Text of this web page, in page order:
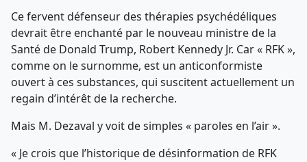
Ce fervent défenseur des thérapies psychédéliques
devrait être enchanté par le nouveau ministre de la
Santé de Donald Trump, Robert Kennedy Jr. Car « RFK »,
comme on le surnomme, est un anticonformiste
ouvert à ces substances, qui suscitent actuellement un
regain d’intérêt de la recherche.
Mais M. Dezaval y voit de simples « paroles en l’air ».
« Je crois que l’historique de désinformation de RFK